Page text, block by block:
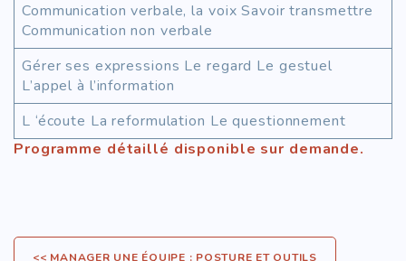
Communication verbale, la voix Savoir transmettre
Communication non verbale
Gérer ses expressions Le regard Le gestuel
L’appel à l’information
L ‘écoute La reformulation Le questionnement
Programme détaillé disponible sur demande.
<< MANAGER UNE ÉQUIPE : POSTURE ET OUTILS